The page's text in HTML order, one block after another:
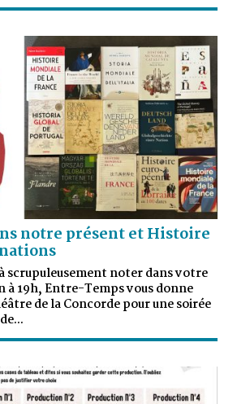
notre présent et Histoire
scrupuleusement noter dans votre
à 19h, Entre-Temps vous donne
de la Concorde pour une soirée